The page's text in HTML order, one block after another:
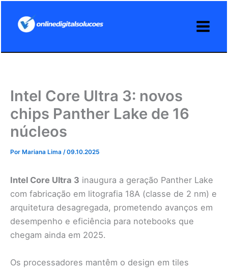
Intel Core Ultra 3: novos
chips Panther Lake de 16
núcleos
Por Mariana Lima /09.10.2025
Intel Core Ultra 3 inaugura a geração Panther Lake
com fabricação em litografia 18A (classe de 2 nm) e
arquitetura desagregada, prometendo avanços em
desempenho e eficiência para notebooks que
chegam ainda em 2025.
Os processadores mantêm o design em tiles